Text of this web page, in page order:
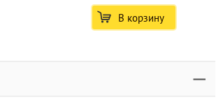
В корзину